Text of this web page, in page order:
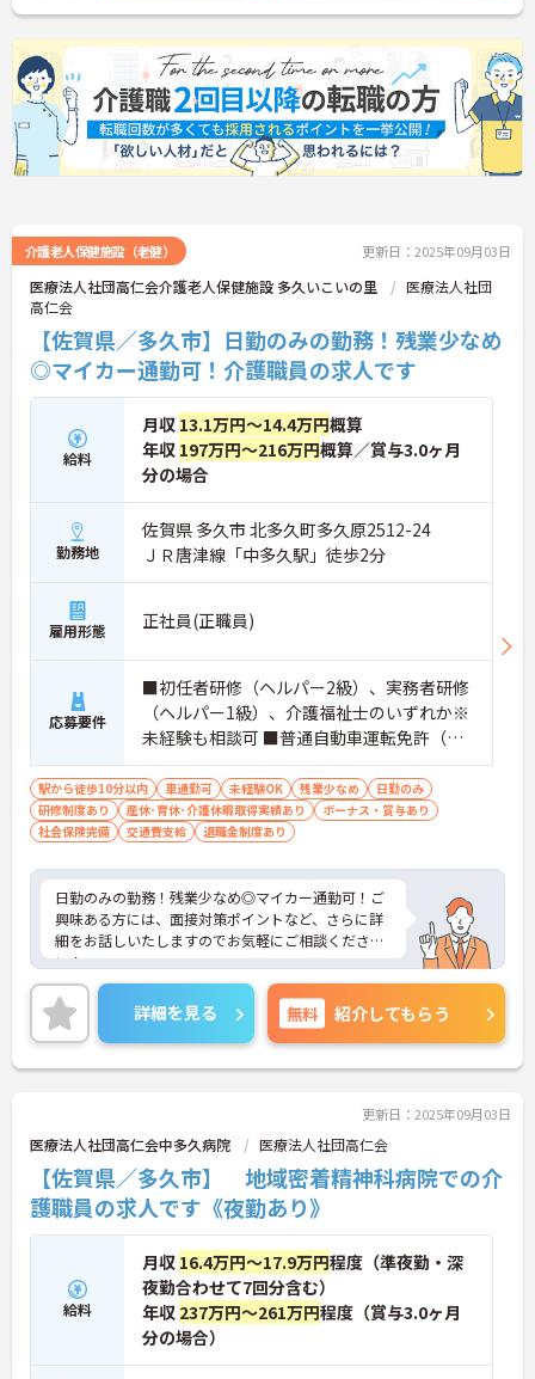
介護老人保健施設（老健） 更新日：2025年09月03日
医療法人社団高仁会介護老人保健施設 多久いこいの里
医療法人社団
高仁会
【佐賀県／多久市】日勤のみの勤務！残業少なめ
◎マイカー通勤可！介護職員の求人です
給料
月収 13.1万円～14.4万円概算
年収 197万円～216万円概算／賞与3.0ヶ月
分の場合
勤務地
佐賀県 多久市 北多久町多久原2512-24
ＪＲ唐津線「中多久駅」徒歩2分
雇用形態 正社員(正職員)
応募要件
■初任者研修（ヘルパー2級）、実務者研修
（ヘルパー1級）、介護福祉士のいずれか※
未経験も相談可 ■普通自動車運転免許（通
勤用）
駅から徒歩10分以内 車通勤可 未経験OK 残業少なめ
日勤のみ
研修制度あり
産休･育休･介護休暇取得実績あり
ボーナス・賞与あり
社会保険完備
交通費支給 退職金制度あり
日勤のみの勤務！残業少なめ◎マイカー通勤可！ご
興味ある方には、面接対策ポイントなど、さらに詳
細をお話しいたしますのでお気軽にご相談くださ
い！
詳細を見る 無料 紹介してもらう
更新日：2025年09月03日
医療法人社団高仁会中多久病院 医療法人社団高仁会
【佐賀県／多久市】 地域密着精神科病院での介
護職員の求人です《夜勤あり》
給料
月収 16.4万円～17.9万円程度（準夜勤・深
夜勤合わせて7回分含む）
年収 237万円～261万円程度（賞与3.0ヶ月
分の場合）